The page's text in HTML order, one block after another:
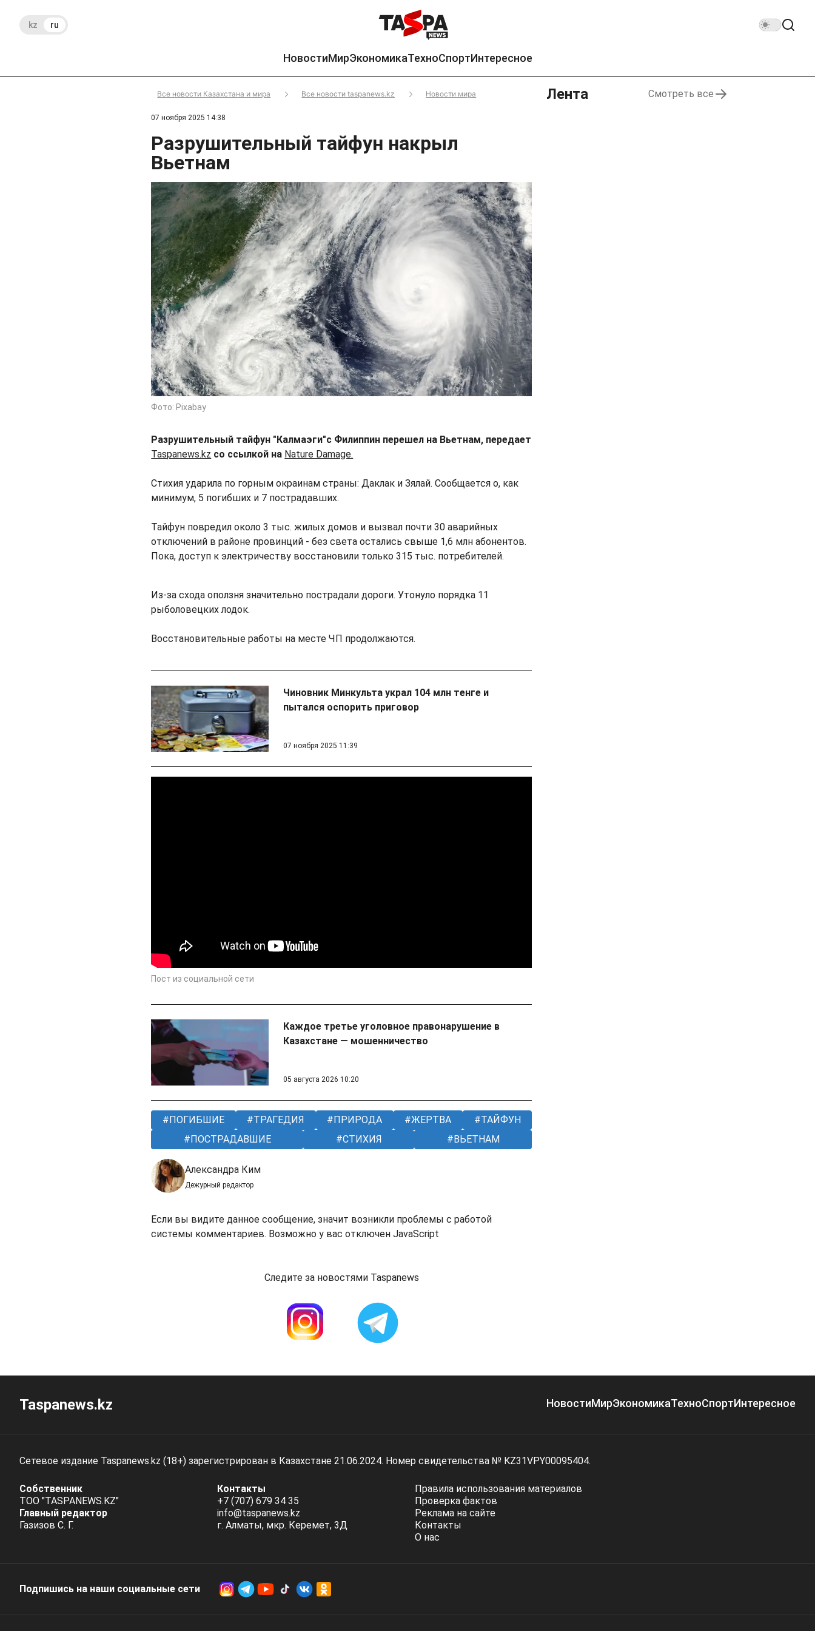
kz ru
НовостиМирЭкономикаТехноСпортИнтересное
Все новости Казахстана и мира Все новости taspanews.kz Новости мира
07 ноября 2025 14:38
Разрушительный тайфун накрыл
Вьетнам
Фото: Pixabay
Разрушительный тайфун "Калмаэги"с Филиппин перешел на Вьетнам, передает
Taspanews.kz со ссылкой на Nature Damage.
Стихия ударила по горным окраинам страны: Даклак и Зялай. Сообщается о, как
минимум, 5 погибших и 7 пострадавших.
Тайфун повредил около 3 тыс. жилых домов и вызвал почти 30 аварийных
отключений в районе провинций - без света остались свыше 1,6 млн абонентов.
Пока, доступ к электричеству восстановили только 315 тыс. потребителей.
Из-за схода оползня значительно пострадали дороги. Утонуло порядка 11
рыболовецких лодок.
Восстановительные работы на месте ЧП продолжаются.
Чиновник Минкульта украл 104 млн тенге и
пытался оспорить приговор
07 ноября 2025 11:39
Пост из социальной сети
Каждое третье уголовное правонарушение в
Казахстане — мошенничество
05 августа 2026 10:20
ПОГИБШИЕ ТРАГЕДИЯ ПРИРОДА ЖЕРТВА
ТАЙФУН
ПОСТРАДАВШИЕ
СТИХИЯ ВЬЕТНАМ
Александра Ким
Дежурный редактор
Если вы видите данное сообщение, значит возникли проблемы с работой
системы комментариев. Возможно у вас отключен JavaScript
Следите за новостями Taspanews
Лента Смотреть все
Taspanews.kz НовостиМирЭкономикаТехноСпортИнтересное
Сетевое издание Taspanews.kz (18+) зарегистрирован в Казахстане 21.06.2024. Номер свидетельства № KZ31VPY00095404.
Собственник
ТОО "TASPANEWS.KZ"
Главный редактор
Газизов С. Г.
Контакты
+7 (707) 679 34 35
info@taspanews.kz
г. Алматы, мкр. Керемет, 3Д
Правила использования материалов
Проверка фактов
Реклама на сайте
Контакты
О нас
Подпишись на наши социальные cети